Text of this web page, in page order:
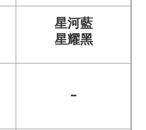
星河藍
星耀黑
-